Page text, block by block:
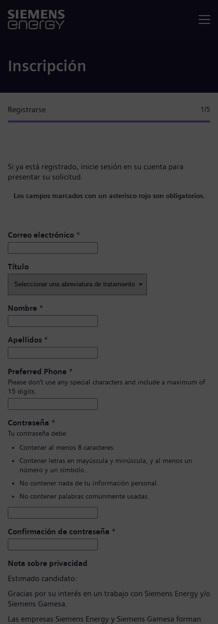
Inscripción
Registrarse 1 /5
Si ya está registrado, inicie sesión en su cuenta para
presentar su solicitud.
Los campos marcados con un asterisco rojo son obligatorios.
Correo electrónico *
Título ​
Nombre *
Apellidos *
Preferred Phone *
Please don’t use any special characters and include a maximum of
15 digits.
Contraseña *
Tu contraseña debe:
Contener al menos 8 caracteres.
Contener letras en mayúscula y minúscula, y al menos un
número y un símbolo..
No contener nada de tu información personal.
No contener palabras comunmente usadas.
Confirmación de contraseña *
Nota sobre privacidad
Estimado candidato:
Gracias por su interés en un trabajo con Siemens Energy y/o
Siemens Gamesa.
Las empresas Siemens Energy y Siemens Gamesa forman